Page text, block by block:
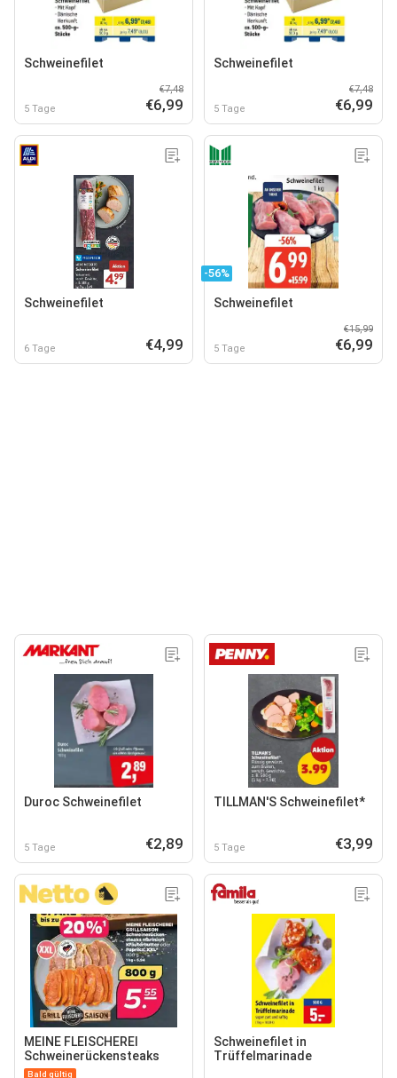
Schweinefilet
5 Tage
€7,48
€6,99
Schweinefilet
5 Tage
€7,48
€6,99
Schweinefilet
6 Tage €4,99
-56%
Schweinefilet
5 Tage
€15,99
€6,99
Duroc Schweinefilet
5 Tage €2,89
TILLMAN'S Schweinefilet*
5 Tage €3,99
MEINE FLEISCHEREI
Schweinerückensteaks
Bald gültig
Schweinefilet in
Trüffelmarinade